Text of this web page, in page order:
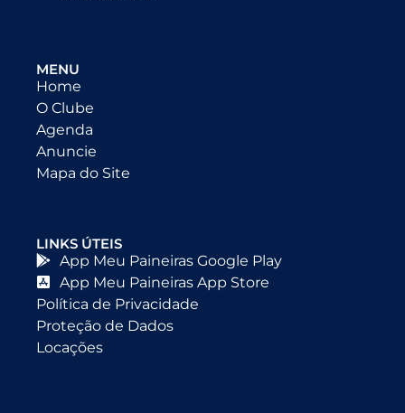
MENU
Home
O Clube
Agenda
Anuncie
Mapa do Site
LINKS ÚTEIS
App Meu Paineiras Google Play
App Meu Paineiras App Store
Política de Privacidade
Proteção de Dados
Locações